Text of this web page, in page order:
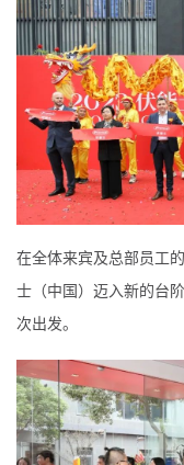
在全体来宾及总部员工
士（中国）迈入新的台
次出发。